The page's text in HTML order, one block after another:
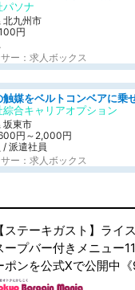
パソナ
北九州市
円
ー：求人ボックス
綜合キャリアオプション
坂東市
円～2,000円
/ 派遣社員
ー：求人ボックス
【ステーキガスト】ライ
ープバー付きメニュー
ポンを公式Xで公開中《